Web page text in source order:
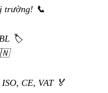
trường! 📞
🏷️
CE, VAT 🏅